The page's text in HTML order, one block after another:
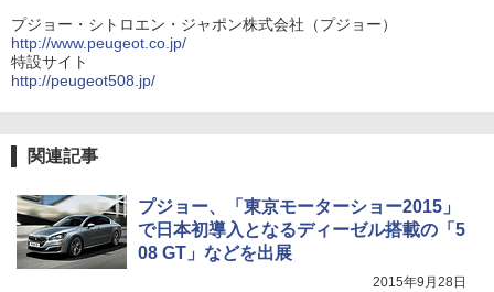
プジョー・シトロエン・ジャポン株式会社（プジョー）
http://www.peugeot.co.jp/
特設サイト
http://peugeot508.jp/
関連記事
プジョー、「東京モーターショー2015」
で日本初導入となるディーゼル搭載の「5
08 GT」などを出展
2015年9月28日